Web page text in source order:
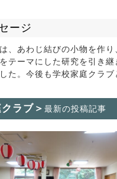
ージ
、あわじ結びの小物を作り
をテーマにした研究を引き
た。今後も学校家庭クラ
ラブ＞ 最新の投稿記事